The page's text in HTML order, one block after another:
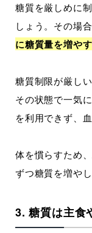
糖質を厳しめに
しょう。その場合
に糖質量を増やす
糖質制限が厳し
その状態で一気
を利用できず、
体を慣らすため
ずつ糖質を増や
3. 糖質は主食